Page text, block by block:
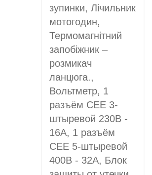
зупинки, Лічильник
мотогодин,
Термомагнітний
запобіжник –
розмикач
ланцюга.,
Вольтметр, 1
разъём CEE 3-
штыревой 230В -
16A, 1 разъём
CEE 5-штыревой
400В - 32A, Блок